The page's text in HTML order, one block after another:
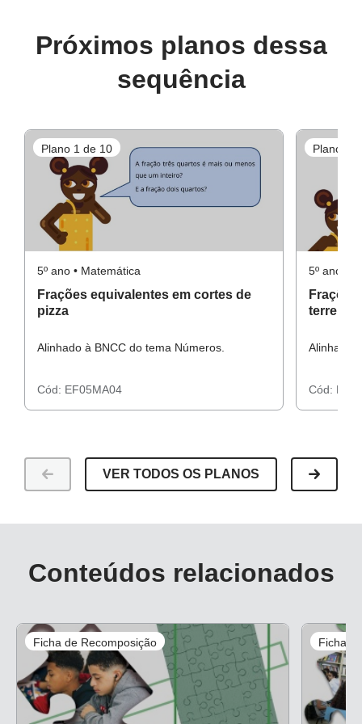
Para o aluno
Atividade principal
Atividade complementar
Fração Equivalente
Recursos necessários
cópias das peças do jogo,
cópias das atividades complementares,
borracha,
lápis de cor.
Próximos planos dessa
sequência
Plano 1 de 10
5º ano • Matemática
Frações equivalentes em cortes de
pizza
Alinhado à BNCC do tema Números.
Cód: EF05MA04
Plano 2
5º ano •
terreno
Alinhado
Cód:
VER TODOS OS PLANOS
Conteúdos relacionados
Ficha de Recomposição Ficha